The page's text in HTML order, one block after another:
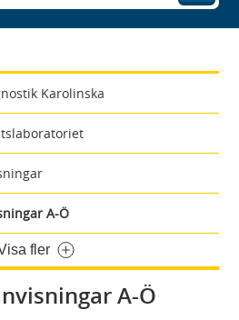
Karolinska
A-Ö
fler
A-Ö